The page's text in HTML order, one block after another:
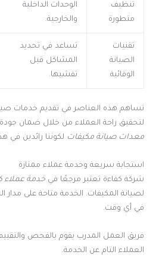
تنظيف
متطورة
الوحدات الداخلية
والخارجية.
تقنيات
الصيانة
الوقائية
تساعد في تحديد
المشاكل قبل
تفشيها.
تساهم هذه العناصر في تقديم خدمات
لتحقيق راحة العملاء من خلال ضمان
معدات صيانة مكيفات لكوننا رائدين في
استجابة سريعة وخدمة عملاء ممتازة
شركة كفاءة تعتبر مرجعًا في خدمة عملاء
لصيانة المكيفات. الخدمة متاحة على مدار
في أي وقت.
فريق العمل المدرب يقوم بالفحص
العملاء التام عن الخدمة.